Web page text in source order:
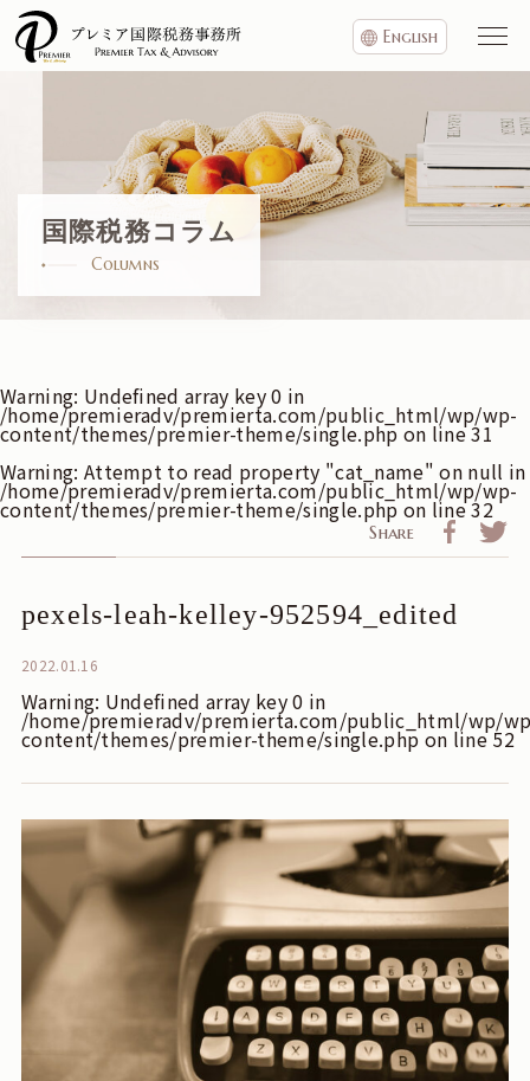
English
国際税務コラム
Columns
Warning: Undefined array key 0 in
/home/premieradv/premierta.com/public_html/wp/wp-
content/themes/premier-theme/single.php on line31
Warning: Attempt to read property "cat_name" on null in
/home/premieradv/premierta.com/public_html/wp/wp-
content/themes/premier-theme/single.php on line32
Share
pexels-leah-kelley-952594_edited
2022.01.16
Warning: Undefined array key 0 in
/home/premieradv/premierta.com/public_html/wp/
content/themes/premier-theme/single.php on line52